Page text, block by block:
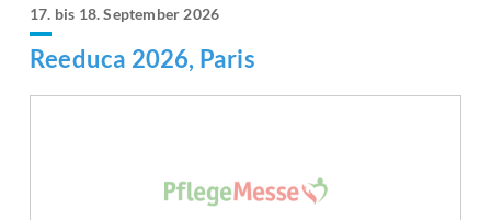
17. bis 18. September 2026
Reeduca 2026, Paris